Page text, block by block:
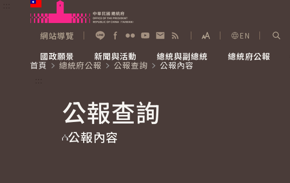
跳到主要內容
網站導覽
展開字級選單
EN
國政願景
國家氣候變遷對策委員會
重要談話
新聞與活動
總統府新聞
影音頻道
總統與副總統
賴清德總統
總統府公報
首頁
總統府公報 公報查詢
公報內容
公報查詢
公報內容